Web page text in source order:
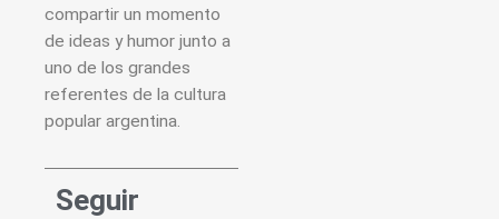
compartir un momento
de ideas y humor junto a
uno de los grandes
referentes de la cultura
popular argentina.
Seguir